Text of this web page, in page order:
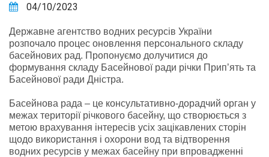
04/10/2023
Державне агентство водних ресурсів України
розпочало процес оновлення персонального складу
басейнових рад. Пропонуємо долучитися до
формування складу Басейнової ради річки Прип’ять та
Басейнової ради Дністра.
Басейнова рада – це консультативно-дорадчий орган у
межах території річкового басейну, що створюється з
метою врахування інтересів усіх зацікавлених сторін
щодо використання і охорони вод та відтворення
водних ресурсів у межах басейну при впровадженні